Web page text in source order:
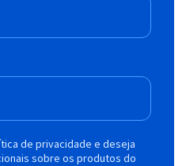
de privacidade e deseja
sobre os produtos do